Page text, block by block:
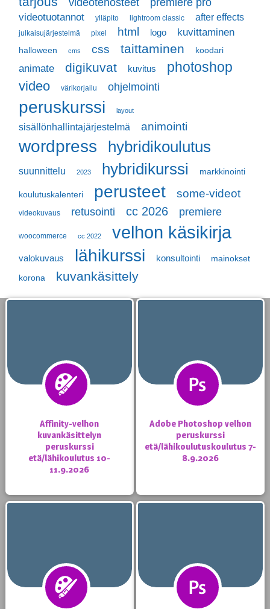
videotuotannot ylläpito lightroom classic after effects
julkaisujärjestelmä pixel html logo kuvittaminen
halloween cms css taittaminen koodari
animate digikuvat kuvitus photoshop
video värikorjailu ohjelmointi
peruskurssi layout
sisällönhallintajärjestelmä animointi
wordpress hybridikoulutus
suunnittelu 2023 hybridikurssi markkinointi
koulutuskalenteri perusteet some-videot
videokuvaus retusointi cc 2026 premiere
woocommerce cc 2022 velhon käsikirja
valokuvaus lähikurssi konsultointi
mainokset
korona
kuvankäsittely
Affinity-velhon
kuvankäsittelyn
peruskurssi
etä/lähikoulutus 10-
11.9.2026
Adobe Photoshop velhon
peruskurssi
etä/lähikoulutuskoulutus 7-
8.9.2026